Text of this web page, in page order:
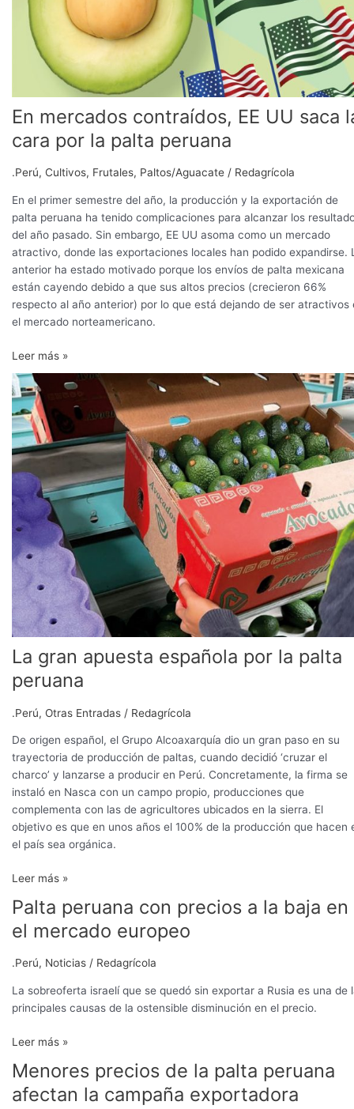
En mercados contraídos, EE UU saca
cara por la palta peruana
.Perú, Cultivos, Frutales, Paltos/Aguacate / Redagrícola
En el primer semestre del año, la producción y la exportación de
palta peruana ha tenido complicaciones para alcanzar los
del año pasado. Sin embargo, EE UU asoma como un mercado
atractivo, donde las exportaciones locales han podido expandirse.
anterior ha estado motivado porque los envíos de palta mexicana
están cayendo debido a que sus altos precios (crecieron 66%
respecto al año anterior) por lo que está dejando de ser atractivos
el mercado norteamericano.
palta
peruana
Leer más »
La gran apuesta española por la palta
peruana
.Perú, Otras Entradas / Redagrícola
De origen español, el Grupo Alcoaxarquía dio un gran paso en su
trayectoria de producción de paltas, cuando decidió ‘cruzar el
charco’ y lanzarse a producir en Perú. Concretamente, la firma se
instaló en Nasca con un campo propio, producciones que
complementa con las de agricultores ubicados en la sierra. El
objetivo es que en unos años el 100% de la producción que hacen
el país sea orgánica.
La
gran
apuesta
española
por
la
palta
peruana
Leer más »
Palta peruana con precios a la baja en
el mercado europeo
.Perú, Noticias / Redagrícola
La sobreoferta israelí que se quedó sin exportar a Rusia es una de
principales causas de la ostensible disminución en el precio.
Palta
peruana
con
precios
la
baja
el
europeo
Leer más »
Menores precios de la palta peruana
afectan la campaña exportadora
Menores
precios
de